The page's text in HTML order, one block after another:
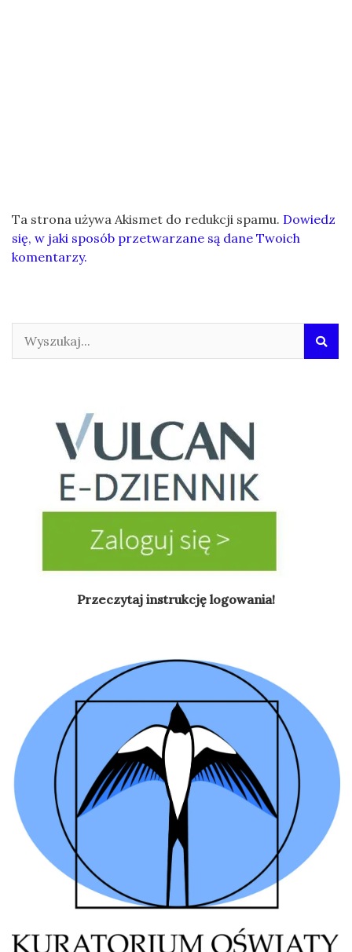
Ta strona używa Akismet do redukcji spamu. Dowiedz
się, w jaki sposób przetwarzane są dane Twoich
komentarzy.
Przeczytaj instrukcję logowania!